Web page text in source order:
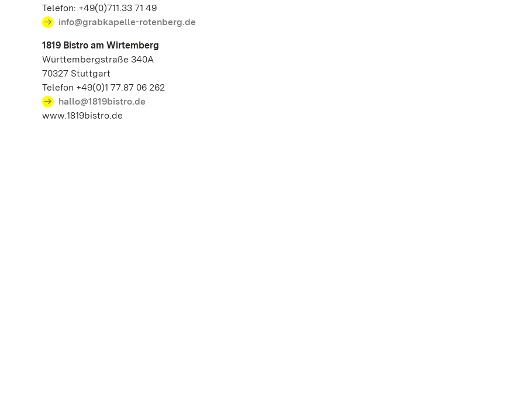
Telefon: +49(0)711.33 71 49
info@grabkapelle-rotenberg.de
1819 Bistro am Wirtemberg
Württembergstraße 340A
70327 Stuttgart
Telefon +49(0)1 77.87 06 262
hallo@1819bistro.de
www.1819bistro.de